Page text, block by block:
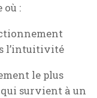
où :
l’intuitivité
le plus
survient à un